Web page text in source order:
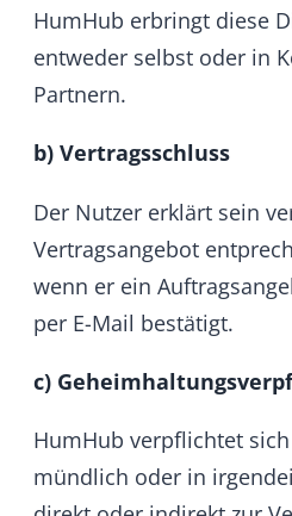
beschriebene
verpflichten. Dies gilt
wenn ein Mitarbeiter
aus dem Dienst
d) Pflichten des Kunden
Der Kunde hat sich vor
dieser Dienstleistung zu
Software für seine Zwecke
benötigten IT-Infrastruktur
Endgeräten mit ein.
Reklamationen diesbezüglich
anerkannt.